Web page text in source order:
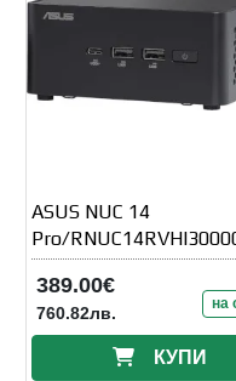
ASUS NUC 14
Pro/
389.00€
760.82лв. на
КУПИ